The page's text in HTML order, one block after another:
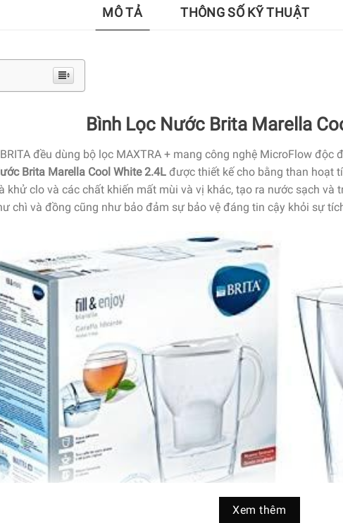
MÔ TẢ THÔNG SỐ KỸ THUẬT
Bình Lọc Nước Brita Marella
đều dùng bộ lọc MAXTRA + mang công nghệ MicroFlow độc
Brita Marella Cool White 2.4L được thiết kế cho bằng than hoạt
khử clo và các chất khiến mất mùi và vị khác, tạo ra nước sạch và
chì và đồng cũng như bảo đảm sự bảo vệ đáng tin cậy khỏi sự
Xem thêm